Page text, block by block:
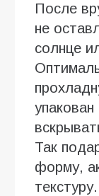
После
не
солнце
Так
форму,
текстуру.